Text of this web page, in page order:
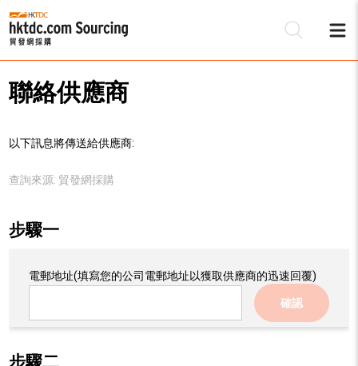
聯絡供應商
以下訊息將傳送給供應商:
查詢來源: 貿發網採購
步驟一
電郵地址(填寫您的公司電郵地址以獲取供應商的迅速回覆)
確認
步驟二